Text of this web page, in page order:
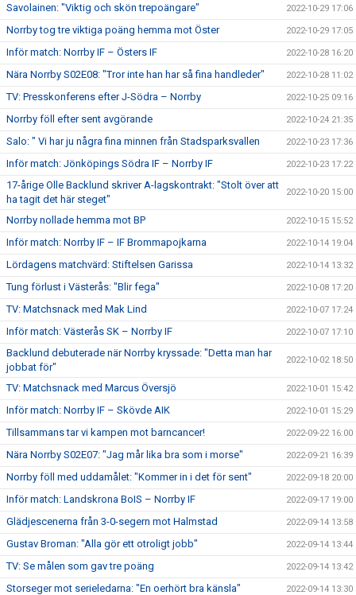
Savolainen: "Viktig och skön trepoängare" 2022-10-29 17:06
Norrby tog tre viktiga poäng hemma mot Öster 2022-10-29 17:05
Inför match: Norrby IF – Östers IF 2022-10-28 16:20
Nära Norrby S02E08: "Tror inte han har så fina handleder" 2022-10-28 11:02
TV: Presskonferens efter J-Södra – Norrby 2022-10-25 09:16
Norrby föll efter sent avgörande 2022-10-24 21:35
Salo: " Vi har ju några fina minnen från Stadsparksvallen 2022-10-23 17:36
Inför match: Jönköpings Södra IF – Norrby IF 2022-10-23 17:22
17-årige Olle Backlund skriver A-lagskontrakt: "Stolt över att
ha tagit det här steget"
2022-10-20 15:00
Norrby nollade hemma mot BP 2022-10-15 15:52
Inför match: Norrby IF – IF Brommapojkarna 2022-10-14 19:04
Lördagens matchvärd: Stiftelsen Garissa 2022-10-14 13:32
Tung förlust i Västerås: "Blir fega" 2022-10-08 17:20
TV: Matchsnack med Mak Lind 2022-10-07 17:24
Inför match: Västerås SK – Norrby IF 2022-10-07 17:10
Backlund debuterade när Norrby kryssade: "Detta man har
jobbat för"
2022-10-02 18:50
TV: Matchsnack med Marcus Översjö 2022-10-01 15:42
Inför match: Norrby IF – Skövde AIK 2022-10-01 15:29
Tillsammans tar vi kampen mot barncancer! 2022-09-22 16:00
Nära Norrby S02E07: "Jag mår lika bra som i morse" 2022-09-21 16:39
Norrby föll med uddamålet: "Kommer in i det för sent" 2022-09-18 20:00
Inför match: Landskrona BoIS – Norrby IF 2022-09-17 19:00
Glädjescenerna från 3-0-segern mot Halmstad 2022-09-14 13:58
Gustav Broman: "Alla gör ett otroligt jobb" 2022-09-14 13:44
TV: Se målen som gav tre poäng 2022-09-14 13:42
Storseger mot serieledarna: "En oerhört bra känsla" 2022-09-14 13:30